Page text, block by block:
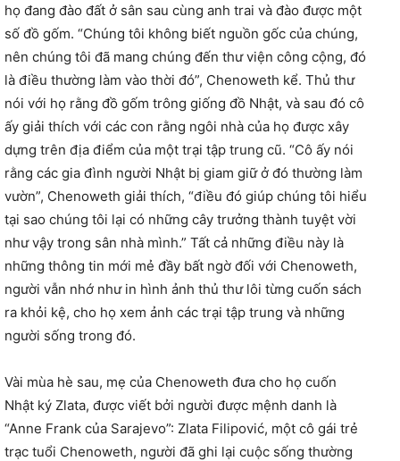
họ đang đào đất ở sân sau cùng anh trai và đào được một
số đồ gốm. “Chúng tôi không biết nguồn gốc của chúng,
nên chúng tôi đã mang chúng đến thư viện công cộng, đó
là điều thường làm vào thời đó”, Chenoweth kể. Thủ thư
nói với họ rằng đồ gốm trông giống đồ Nhật, và sau đó cô
ấy giải thích với các con rằng ngôi nhà của họ được xây
dựng trên địa điểm của một trại tập trung cũ. “Cô ấy nói
rằng các gia đình người Nhật bị giam giữ ở đó thường làm
vườn”, Chenoweth giải thích, “điều đó giúp chúng tôi hiểu
tại sao chúng tôi lại có những cây trưởng thành tuyệt vời
như vậy trong sân nhà mình.” Tất cả những điều này là
những thông tin mới mẻ đầy bất ngờ đối với Chenoweth,
người vẫn nhớ như in hình ảnh thủ thư lôi từng cuốn sách
ra khỏi kệ, cho họ xem ảnh các trại tập trung và những
người sống trong đó.
Vài mùa hè sau, mẹ của Chenoweth đưa cho họ cuốn
Nhật ký Zlata, được viết bởi người được mệnh danh là
“Anne Frank của Sarajevo”: Zlata Filipović, một cô gái trẻ
trạc tuổi Chenoweth, người đã ghi lại cuộc sống thường